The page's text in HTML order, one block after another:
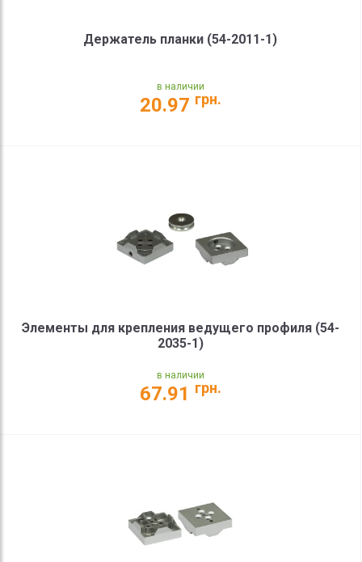
Держатель планки (54-2011-1)
в наличии
20.97 грн.
Элементы для крепления ведущего профиля (54-
2035-1)
в наличии
67.91 грн.